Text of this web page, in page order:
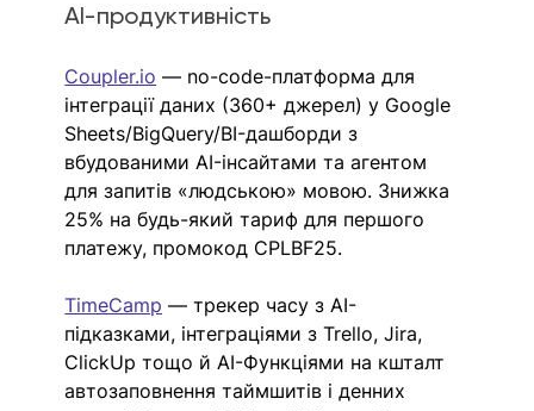
AI-продуктивність
Coupler.io — no-code-платформа для
інтеграції даних (360+ джерел) у Google
Sheets/BigQuery/BI-дашборди з
вбудованими AI-інсайтами та агентом
для запитів «людською» мовою. Знижка
25% на будь-який тариф для першого
платежу, промокод CPLBF25.
TimeCamp — трекер часу з AI-
підказками, інтеграціями з Trello, Jira,
ClickUp тощо й AI-Функціями на кшталт
автозаповнення таймшитів і денних